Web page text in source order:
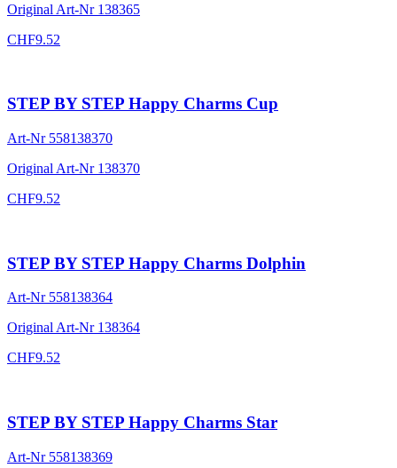
Original Art-Nr 138365
CHF9.52
STEP BY STEP Happy Charms Cup
Art-Nr 558138370
Original Art-Nr 138370
CHF9.52
STEP BY STEP Happy Charms Dolphin
Art-Nr 558138364
Original Art-Nr 138364
CHF9.52
STEP BY STEP Happy Charms Star
Art-Nr 558138369